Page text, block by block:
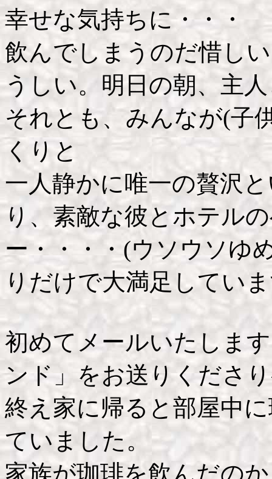
幸せな気持ちに・・・
飲んでしまうのだ惜し
うしい。明日の朝、主
それとも、みんなが(子
くりと
一人静かに唯一の贅沢
り、素敵な彼とホテル
ー・・・・(ウソウソゆ
りだけで大満足してい
初めてメールいたしま
ンド」をお送りくださ
終え家に帰ると部屋中
ていました。
家族が珈琲を飲んだの